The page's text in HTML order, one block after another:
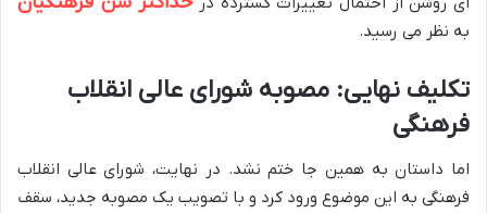
به نظر می رسید.
تکلیف نهایی: مصوبه شورای عالی انقلاب
فرهنگی
اما داستان به همین جا ختم نشد. در نهایت، شورای عالی انقلاب
فرهنگی به این موضوع ورود کرد و با تصویب یک مصوبه جدید، سقف